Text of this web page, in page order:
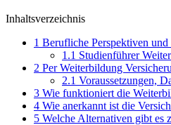
Inhaltsverzeichnis
1 Berufliche Perspektiven
1.1 Studienführer
2 Per Weiterbildung
2.1 Voraussetzungen,
3 Wie funktioniert die
4 Wie anerkannt ist die
5 Welche Alternativen gibt es